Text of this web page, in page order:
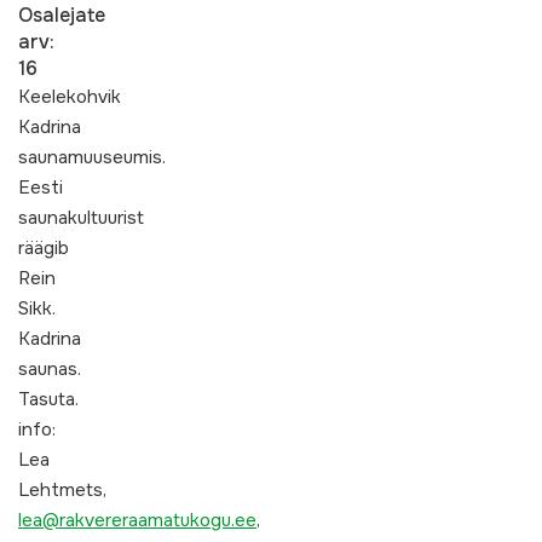
Osalejate
arv:
16
Keelekohvik
Kadrina
saunamuuseumis.
Eesti
saunakultuurist
räägib
Rein
Sikk.
Kadrina
saunas.
Tasuta.
info:
Lea
Lehtmets,
lea@rakvereraamatukogu.ee,